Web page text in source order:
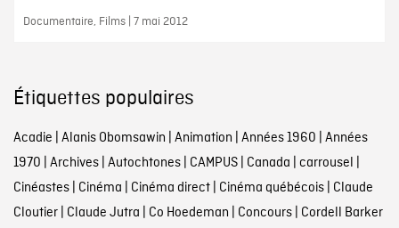
Documentaire, Films | 7 mai 2012
Étiquettes populaires
Acadie | Alanis Obomsawin | Animation | Années 1960 | Années
1970 | Archives| Autochtones| CAMPUS| Canada | carrousel |
Cinéastes| Cinéma | Cinéma direct| Cinéma québécois| Claude
Cloutier| Claude Jutra | Co Hoedeman | Concours| Cordell Barker